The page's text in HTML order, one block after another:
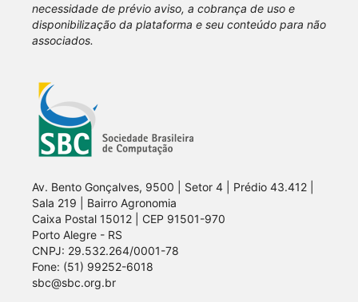
necessidade de prévio aviso, a cobrança de uso e
disponibilização da plataforma e seu conteúdo para não
associados.
Av. Bento Gonçalves, 9500 | Setor 4 | Prédio 43.412 |
Sala 219 | Bairro Agronomia
Caixa Postal 15012 | CEP 91501-970
Porto Alegre - RS
CNPJ: 29.532.264/0001-78
Fone: (51) 99252-6018
sbc@sbc.org.br